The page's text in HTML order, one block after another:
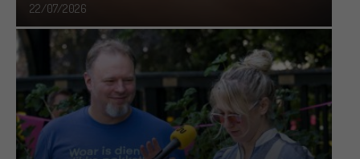
22/07/2026